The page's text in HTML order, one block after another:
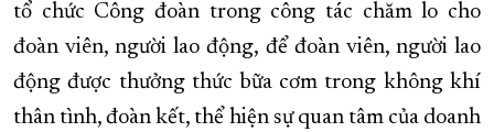
tổ chức Công đoàn trong công tác chăm lo cho
đoàn viên, người lao động, để đoàn viên, người lao
động được thưởng thức bữa cơm trong không khí
thân tình, đoàn kết, thể hiện sự quan tâm của doanh